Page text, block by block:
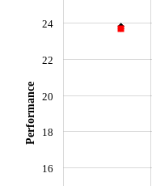
Boursobank
4 /7
16
18
20
22
24
Performance